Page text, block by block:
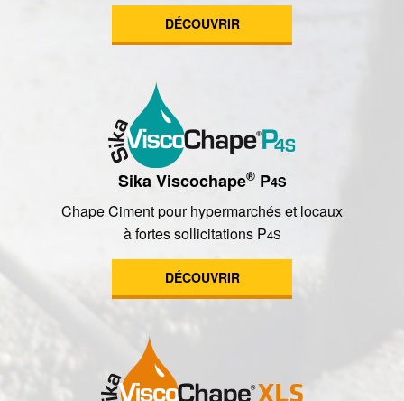
DÉCOUVRIR
Sika Viscochape®P4S
Chape Ciment pour hypermarchés et locaux
à fortes sollicitations P4S
DÉCOUVRIR